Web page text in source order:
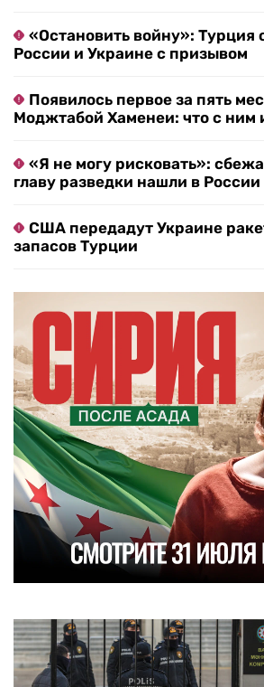
«Остановить войну»: Турция
России и Украине с призывом
Появилось первое за пять
Моджтабой Хаменеи: что с ним
«Я не могу рисковать»:
главу разведки нашли в России
США передадут Украине
запасов Турции